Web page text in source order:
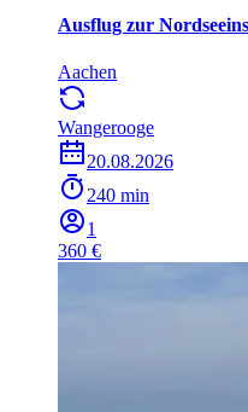
Ausflug zur
Aachen
Wangerooge
20.08.2026
240 min
1
360 €